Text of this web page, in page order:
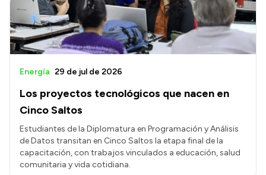
Los proyectos tecnológicos que nacen en
Cinco Saltos
Energía 29 de jul de 2026
Estudiantes de la Diplomatura en Programación y Análisis
de Datos transitan en Cinco Saltos la etapa final de la
capacitación, con trabajos vinculados a educación, salud
comunitaria y vida cotidiana.